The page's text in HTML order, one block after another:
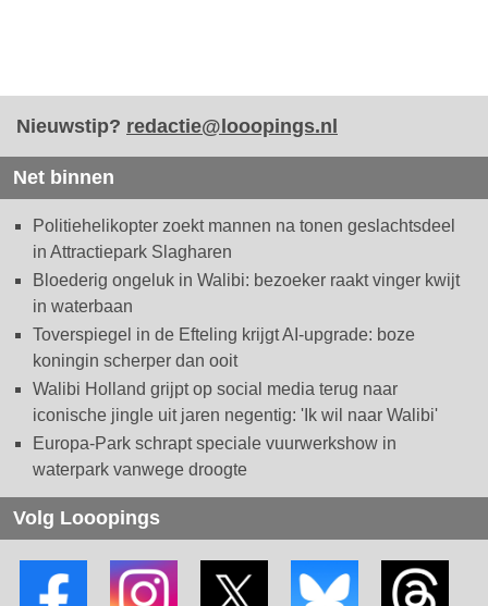
Nieuwstip? redactie@looopings.nl
Net binnen
Politiehelikopter zoekt mannen na tonen geslachtsdeel
in Attractiepark Slagharen
Bloederig ongeluk in Walibi: bezoeker raakt vinger kwijt
in waterbaan
Toverspiegel in de Efteling krijgt AI-upgrade: boze
koningin scherper dan ooit
Walibi Holland grijpt op social media terug naar
iconische jingle uit jaren negentig: 'Ik wil naar Walibi'
Europa-Park schrapt speciale vuurwerkshow in
waterpark vanwege droogte
Volg Looopings